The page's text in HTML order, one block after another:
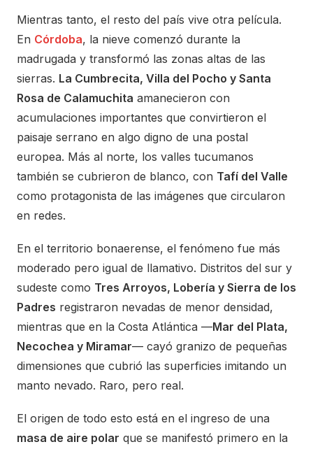
Mientras tanto, el resto del país vive otra película.
En Córdoba, la nieve comenzó durante la
madrugada y transformó las zonas altas de las
sierras. La Cumbrecita, Villa del Pocho y Santa
Rosa de Calamuchita amanecieron con
acumulaciones importantes que convirtieron el
paisaje serrano en algo digno de una postal
europea. Más al norte, los valles tucumanos
también se cubrieron de blanco, con Tafí del Valle
como protagonista de las imágenes que circularon
en redes.
En el territorio bonaerense, el fenómeno fue más
moderado pero igual de llamativo. Distritos del sur y
sudeste como Tres Arroyos, Lobería y Sierra de los
Padres registraron nevadas de menor densidad,
mientras que en la Costa Atlántica —Mar del Plata,
Necochea y Miramar— cayó granizo de pequeñas
dimensiones que cubrió las superficies imitando un
manto nevado. Raro, pero real.
El origen de todo esto está en el ingreso de una
masa de aire polar que se manifestó primero en la